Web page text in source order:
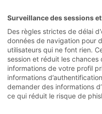
Surveillance des sessions
Des règles strictes de délai
données de navigation pour
utilisateurs qui ne font rien.
session et réduit les
informations de votre profil
informations
demander des informations
ce qui réduit le risque de